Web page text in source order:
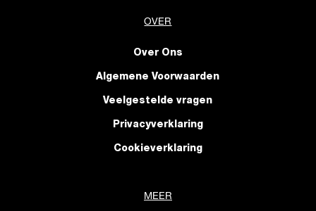
OVER
Over Ons
Algemene Voorwaarden
Veelgestelde vragen
Privacyverklaring
Cookieverklaring
MEER